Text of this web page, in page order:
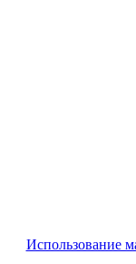
Использование